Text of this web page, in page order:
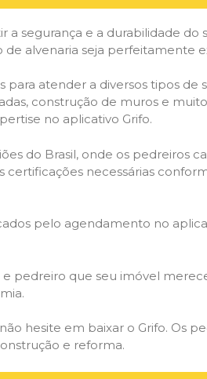
segurança e a durabilidade do
de alvenaria seja perfeitamente
para atender a diversos tipos
construção de muros e
no aplicativo Grifo.
do Brasil, onde os pedreiros
certificações necessárias
pelo agendamento no
pedreiro que seu imóvel
hesite em baixar o Grifo. Os
e reforma.